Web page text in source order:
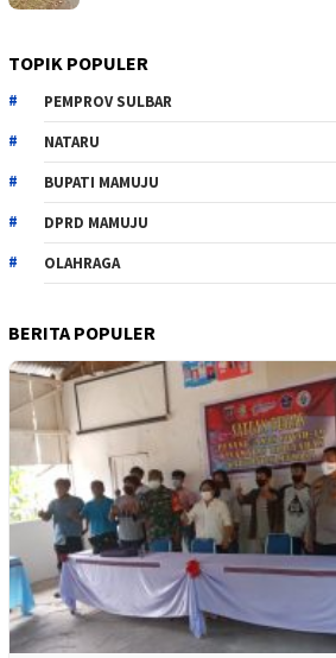
TOPIK POPULER
PEMPROV SULBAR
NATARU
BUPATI MAMUJU
DPRD MAMUJU
OLAHRAGA
BERITA POPULER